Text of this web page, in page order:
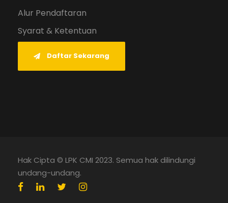
Alur Pendaftaran
Syarat & Ketentuan
Daftar Sekarang
Hak Cipta © LPK CMI 2023. Semua hak dilindungi
undang-undang.